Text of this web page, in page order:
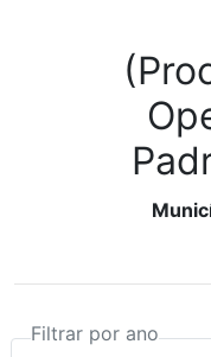
Filtrar por ano